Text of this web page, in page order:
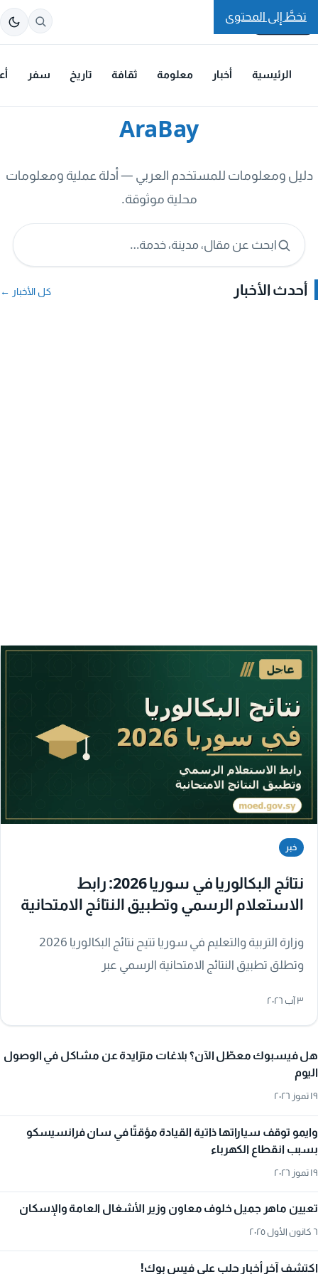
تخطَّ إلى المحتوى
الرئيسية أخبار معلومة ثقافة تاريخ سفر
AraBay
دليل ومعلومات للمستخدم العربي — أدلة عملية ومعلومات
محلية موثوقة.
ابحث عن مقال، مدينة، خدمة…
أحدث الأخبار كل الأخبار ←
خبر
نتائج البكالوريا في سوريا 2026: رابط
الاستعلام الرسمي وتطبيق النتائج الامتحانية
وزارة التربية والتعليم في سوريا تتيح نتائج البكالوريا 2026
وتطلق تطبيق النتائج الامتحانية الرسمي عبر
٣ آب ٢٠٢٦
هل فيسبوك معطّل الآن؟ بلاغات متزايدة عن مشاكل في الوصول
اليوم
١٩ تموز ٢٠٢٦
وايمو توقف سياراتها ذاتية القيادة مؤقتًا في سان فرانسيسكو
بسبب انقطاع الكهرباء
١٩ تموز ٢٠٢٦
تعيين ماهر جميل خلوف معاون وزير الأشغال العامة والإسكان
٦ كانون الأول ٢٠٢٥
اكتشف آخر أخبار حلب على فيس بوك!